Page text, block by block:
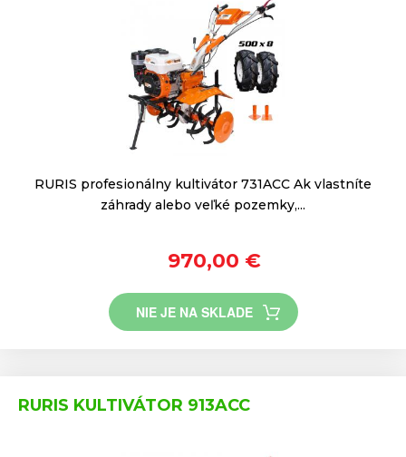
RURIS profesionálny kultivátor 731ACC Ak vlastníte
záhrady alebo veľké pozemky,...
970,00 €
NIE JE NA SKLADE
RURIS KULTIVÁTOR 913ACC